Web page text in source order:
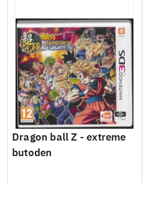
Dragon ball Z - extreme
butoden